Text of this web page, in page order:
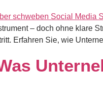
– doch ohne klare
Erfahren Sie, wie